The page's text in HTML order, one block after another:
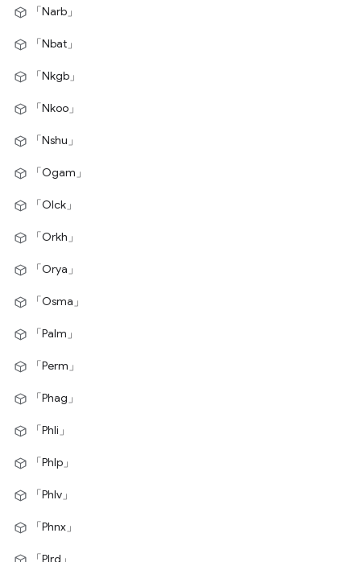
「Narb」
「Nbat」
「Nkgb」
「Nkoo」
「Nshu」
「Ogam」
「Olck」
「Orkh」
「Orya」
「Osma」
「Palm」
「Perm」
「Phag」
「Phli」
「Phlp」
「Phlv」
「Phnx」
「Plrd」